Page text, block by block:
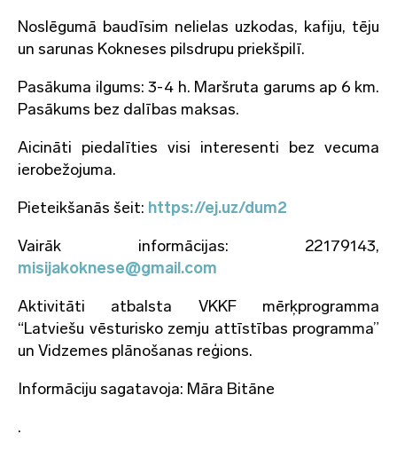
Noslēgumā baudīsim nelielas uzkodas, kafiju, tēju
un sarunas Kokneses pilsdrupu priekšpilī.
Pasākuma ilgums: 3-4 h. Maršruta garums ap 6 km.
Pasākums bez dalības maksas.
Aicināti piedalīties visi interesenti bez vecuma
ierobežojuma.
Pieteikšanās šeit: https://ej.uz/dum2
Vairāk informācijas: 22179143,
misijakoknese@gmail.com
Aktivitāti atbalsta VKKF mērķprogramma
“Latviešu vēsturisko zemju attīstības programma”
un Vidzemes plānošanas reģions.
Informāciju sagatavoja: Māra Bitāne
.